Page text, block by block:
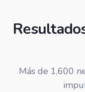
Más de 1,600